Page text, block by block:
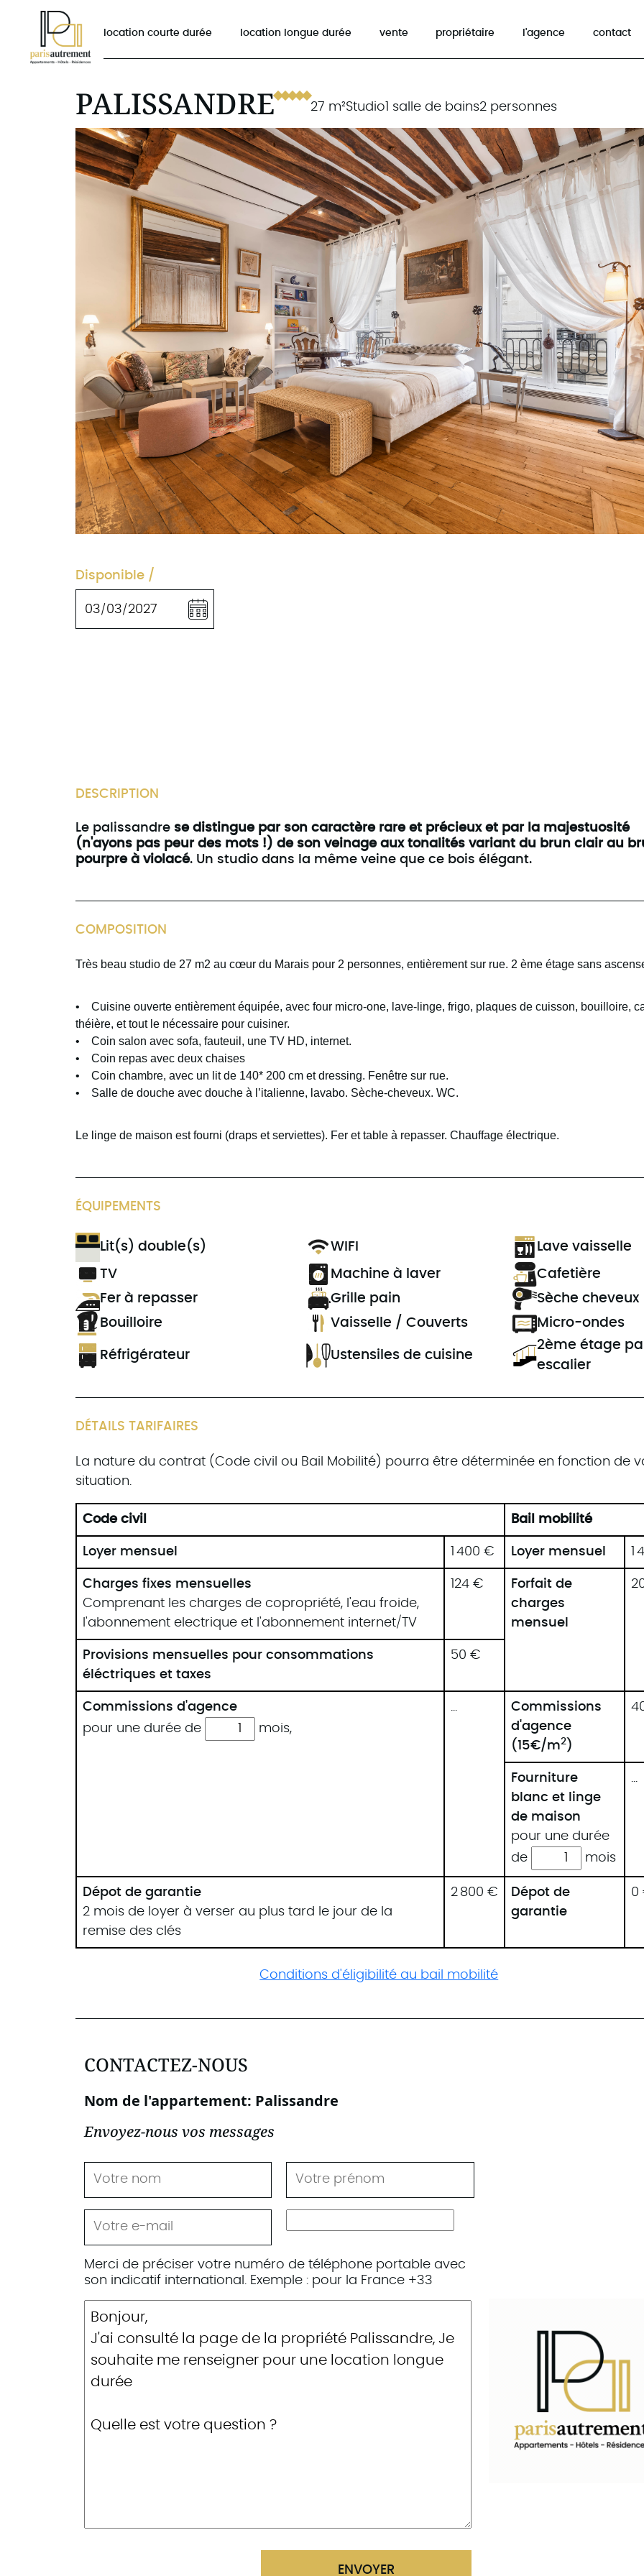
location courte durée location longue durée vente propriétaire l'agence contact
PALISSANDRE 27 m²Studio 1 salle de bains2 personnes
Previous
Disponible /
DESCRIPTION
Le palissandre se distingue par son caractère rare et précieux et par la majestuosité
(n'ayons pas peur des mots !) de son veinage aux tonalités variant du brun clair au
pourpre à violacé. Un studio dans la même veine que ce bois élégant.
COMPOSITION
Très beau studio de 27 m2 au cœur du Marais pour 2 personnes, entièrement sur rue. 2 ème étage sans
• Cuisine ouverte entièrement équipée, avec four micro-one, lave-linge, frigo, plaques de cuisson, bouilloire,
théière, et tout le nécessaire pour cuisiner.
• Coin salon avec sofa, fauteuil, une TV HD, internet.
• Coin repas avec deux chaises
• Coin chambre, avec un lit de 140* 200 cm et dressing. Fenêtre sur rue.
• Salle de douche avec douche à l’italienne, lavabo. Sèche-cheveux. WC.
Le linge de maison est fourni (draps et serviettes). Fer et table à repasser. Chauffage électrique.
ÉQUIPEMENTS
Lit(s) double(s) WIFI
Lave vaisselle
TV
Machine à laver
Cafetière
Fer à repasser
Grille pain
Sèche cheveux
Bouilloire
Vaisselle / Couverts Micro-ondes
Réfrigérateur Ustensiles de cuisine
2ème étage
escalier
DÉTAILS TARIFAIRES
La nature du contrat (Code civil ou Bail Mobilité) pourra être déterminée en fonction de
situation.
Code civil Bail mobilité
Loyer mensuel 1 400 € Loyer mensuel
Charges fixes mensuelles
Comprenant les charges de copropriété, l'eau froide,
l'abonnement electrique et l'abonnement internet/TV
124 €
Forfait de
charges
mensuel
Provisions mensuelles pour consommations
éléctriques et taxes
50 €
Commissions d'agence
pour une durée de
mois,
...
Commissions
d'agence
(15€/m2 )
Fourniture
blanc et linge
de maison
pour une durée
de
mois
...
Dépot de garantie
2 mois de loyer à verser au plus tard le jour de la
remise des clés
2 800 €
Dépot de
garantie
0
Conditions d'éligibilité au bail mobilité
CONTACTEZ-NOUS
Nom de l'appartement: Palissandre
Envoyez-nous vos messages
Merci de préciser votre numéro de téléphone portable avec
son indicatif international. Exemple : pour la France +33
ENVOYER